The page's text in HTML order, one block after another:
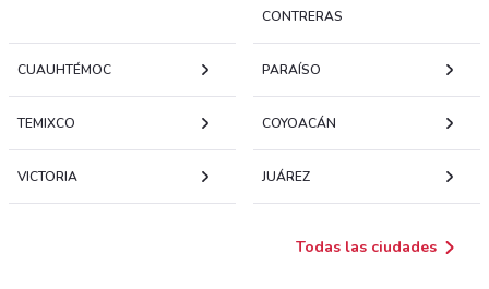
CONTRERAS
CUAUHTÉMOC PARAÍSO
TEMIXCO COYOACÁN
VICTORIA JUÁREZ
Todas las ciudades